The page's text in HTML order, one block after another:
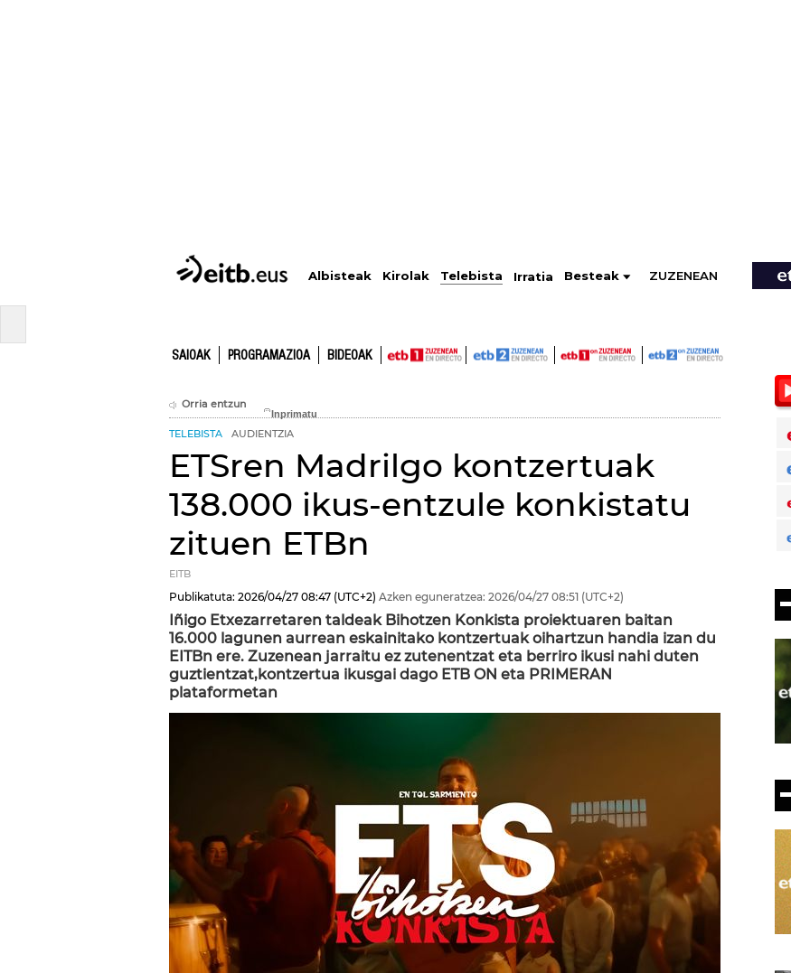
Albisteak Kirolak Telebista Irratia Besteak ZUZENEAN
SAIOAK PROGRAMAZIOA BIDEOAK
Orria entzun
TELEBISTA AUDIENTZIA
ETSren Madrilgo kontzertuak
138.000 ikus-entzule konkistatu
zituen ETBn
EITB
Publikatuta: 2026/04/27 08:47 (UTC+2) Azken eguneratzea: 2026/04/27 08:51 (UTC+2)
Iñigo Etxezarretaren taldeak Bihotzen Konkista proiektuaren baitan
16.000 lagunen aurrean eskainitako kontzertuak oihartzun handia izan du
EITBn ere. Zuzenean jarraitu ez zutenentzat eta berriro ikusi nahi duten
guztientzat,kontzertua ikusgai dago ETB ON eta PRIMERAN
plataformetan